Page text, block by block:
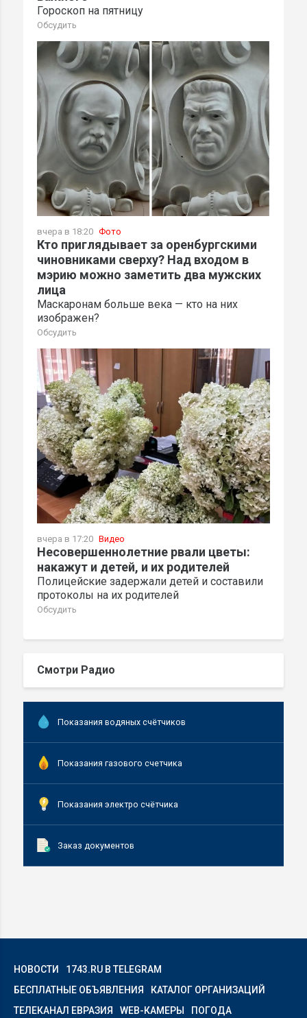
Гороскоп на пятницу
Обсудить
вчера в 18:20 Фото
Кто приглядывает за оренбургскими
чиновниками сверху? Над входом в
мэрию можно заметить два мужских
лица
Маскаронам больше века — кто на них
изображен?
Обсудить
вчера в 17:20 Видео
Несовершеннолетние рвали цветы:
накажут и детей, и их родителей
Полицейские задержали детей и составили
протоколы на их родителей
Обсудить
Смотри Радио
Показания водяных счётчиков
Показания газового счетчика
Показания электро счётчика
Заказ документов
НОВОСТИ
1743.RU В TELEGRAM
БЕСПЛАТНЫЕ ОБЪЯВЛЕНИЯ
КАТАЛОГ ОРГАНИЗАЦИЙ
ТЕЛЕКАНАЛ ЕВРАЗИЯ
WEB-КАМЕРЫ
ПОГОДА